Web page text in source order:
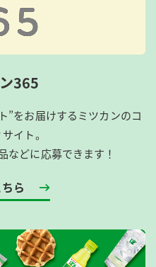
365
”をお届けするミツカンのコ
イト。
などに応募できます！
ら